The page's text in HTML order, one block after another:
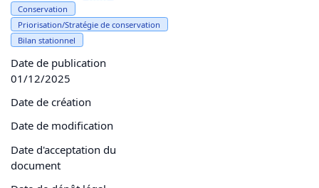
Conservation
Priorisation/Stratégie de conservation
Bilan stationnel
Date de publication
01/12/2025
Date de création
Date de modification
Date d'acceptation du
document